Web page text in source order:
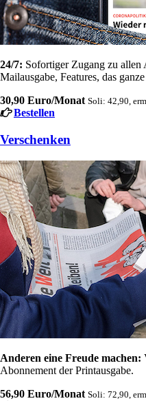
24/7: Sofortiger Zugang zu
Mailausgabe, Features, das
30,90 Euro/Monat Soli: 42,90,
Bestellen
Verschenken
Anderen eine Freude machen:
Abonnement der Printausgabe.
56,90 Euro/Monat Soli: 72,90,